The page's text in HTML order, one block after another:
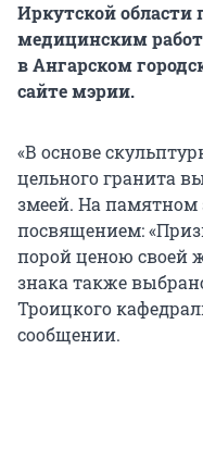
Иркутской области
медицинским
в Ангарском
сайте мэрии.
«В основе
цельного гранита
змеей. На памятном
посвящением:
порой ценою своей
знака также
Троицкого
сообщении.